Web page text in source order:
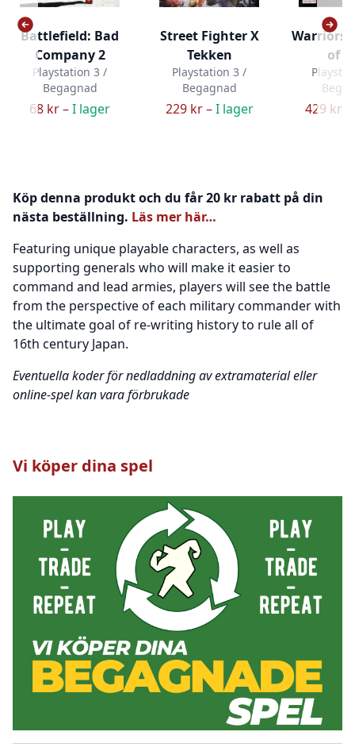
Battlefield: Bad
Company 2
Playstation 3 /
Begagnad
68 kr –I lager
Street Fighter X
Tekken
Playstation 3 /
Begagnad
229 kr –I lager
Warriors:
of
429 kr –
Köp denna produkt och du får 20 kr rabatt på din
nästa beställning. Läs mer här…
Featuring unique playable characters, as well as
supporting generals who will make it easier to
command and lead armies, players will see the battle
from the perspective of each military commander with
the ultimate goal of re-writing history to rule all of
16th century Japan.
Eventuella koder för nedladdning av extramaterial eller
online-spel kan vara förbrukade
Vi köper dina spel